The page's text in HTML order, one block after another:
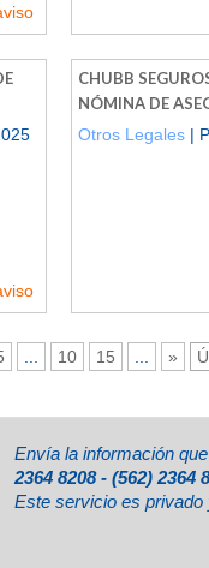
CHUBB
NÓMINA DE
Otros Legales |
10 15 »
Envía la información
2364 8208 - (562) 2364
Este servicio es privado